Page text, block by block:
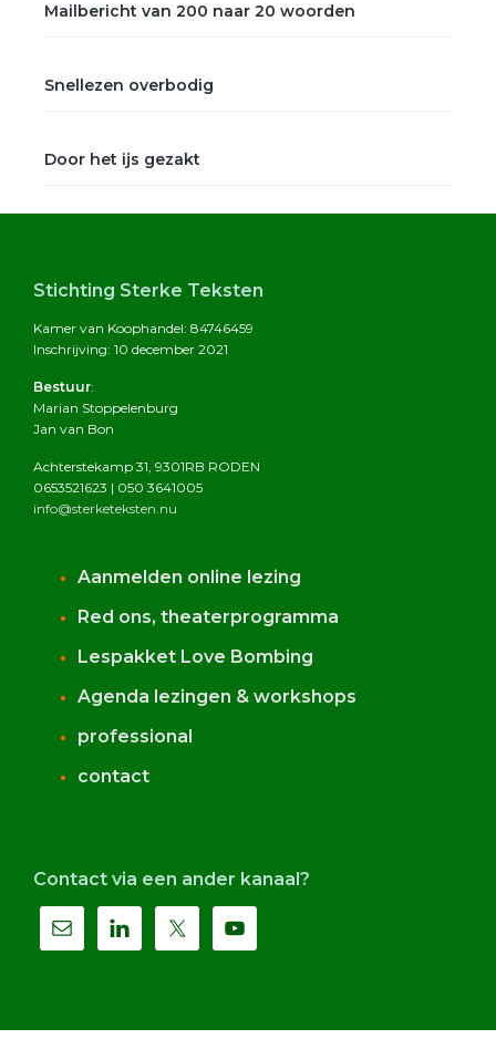
Mailbericht van 200 naar 20 woorden
Snellezen overbodig
Door het ijs gezakt
Footer
Stichting Sterke Teksten
Kamer van Koophandel: 84746459
Inschrijving: 10 december 2021
Bestuur:
Marian Stoppelenburg
Jan van Bon
Achterstekamp 31, 9301RB RODEN
0653521623 | 050 3641005
info@sterketeksten.nu
Aanmelden online lezing
Red ons, theaterprogramma
Lespakket Love Bombing
Agenda lezingen & workshops
professional
contact
Contact via een ander kanaal?